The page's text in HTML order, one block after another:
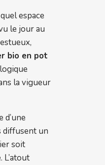
espace
le jour au
bio en pot
la vigueur
d’une
diffusent un
soit